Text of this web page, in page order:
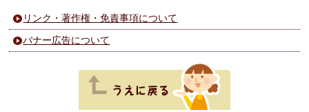
リンク・著作権・免責事項について
バナー広告について